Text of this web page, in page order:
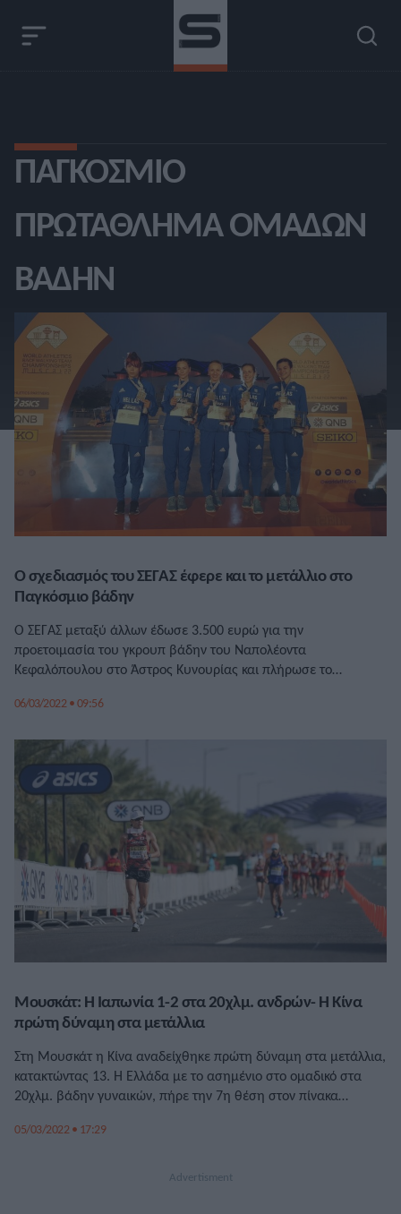
ΠΑΓΚΌΣΜΙΟ
ΠΡΩΤΆΘΛΗΜΑ ΟΜΆΔΩΝ
ΒΆΔΗΝ
Ο σχεδιασμός του ΣΕΓΑΣ έφερε και το μετάλλιο στο
Παγκόσμιο βάδην
Ο ΣΕΓΑΣ μεταξύ άλλων έδωσε 3.500 ευρώ για την
προετοιμασία του γκρουπ βάδην του Ναπολέοντα
Κεφαλόπουλου στο Άστρος Κυνουρίας και πλήρωσε το
Αυστραλία.
06/03/2022 • 09:56
Μουσκάτ: Η Ιαπωνία 1-2 στα 20χλμ. ανδρών- Η Κίνα
πρώτη δύναμη στα μετάλλια
Στη Μουσκάτ η Κίνα αναδείχθηκε πρώτη δύναμη στα μετάλλια,
κατακτώντας 13. Η Ελλάδα με το ασημένιο στο ομαδικό στα
20χλμ. βάδην γυναικών, πήρε την 7η θέση στον πίνακα
05/03/2022 • 17:29